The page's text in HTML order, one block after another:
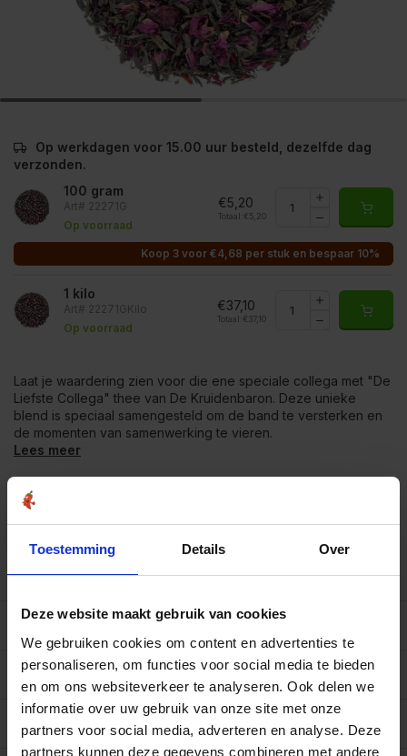
Toestemming Details Over
Deze website maakt gebruik van cookies
We gebruiken cookies om content en advertenties te
personaliseren, om functies voor social media te bieden
en om ons websiteverkeer te analyseren. Ook delen we
informatie over uw gebruik van onze site met onze
partners voor social media, adverteren en analyse. Deze
partners kunnen deze gegevens combineren met andere
Op werkdagen voor 15.00 uur besteld, dezelfde dag
verzonden.
100 gram
Art# 22271G
Op voorraad
€5,20
Totaal: €5,20
Koop 3 voor €4,68 per stuk en bespaar 10%
1 kilo
Art# 22271GKilo
Op voorraad
€37,10
Totaal: €37,10
Laat je waardering zien voor die ene speciale collega met "De
Liefste Collega" thee van De Kruidenbaron. Deze unieke
blend is speciaal samengesteld om de band te versterken en
de momenten van samenwerking te vieren.
Lees meer
Betrouwbaar
Reviews 0/10
Specificaties per 100 gram